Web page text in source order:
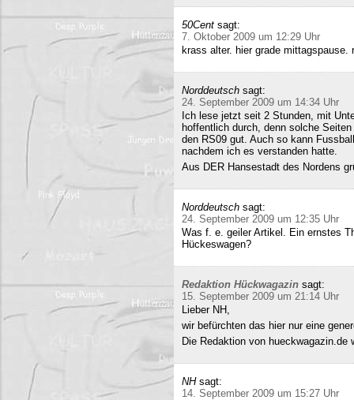
50Cent sagt:
7. Oktober 2009 um 12:29 Uhr
krass alter. hier grade
Norddeutsch sagt:
24. September 2009 um 14:34 Uhr
Ich lese jetzt seit 2 Stunden, mit
hoffentlich durch, denn solche
den RS09 gut. Auch so kann
nachdem ich es verstanden hatte.
Aus DER Hansestadt des Nordens
Norddeutsch sagt:
24. September 2009 um 12:35 Uhr
Was f. e. geiler Artikel. Ein ernstes
Hückeswagen?
Redaktion Hückwagazin sagt:
15. September 2009 um 21:14 Uhr
Lieber NH,
wir befürchten das hier nur eine
Die Redaktion von
NH sagt:
14. September 2009 um 15:27 Uhr